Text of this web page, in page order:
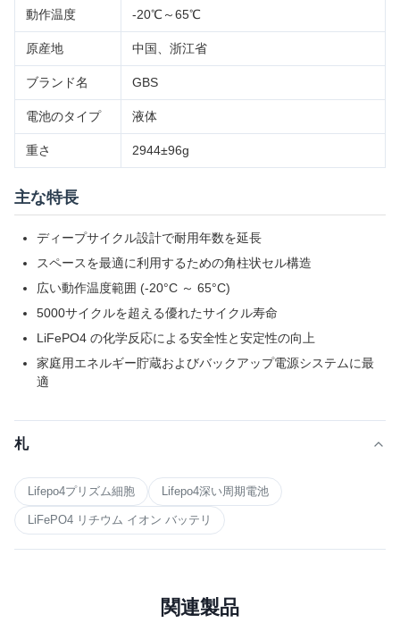
動作温度 -20℃～65℃
原産地 中国、浙江省
ブランド名 GBS
電池のタイプ 液体
重さ 2944±96g
主な特長
ディープサイクル設計で耐用年数を延長
スペースを最適に利用するための角柱状セル構造
広い動作温度範囲 (-20°C ～ 65°C)
5000サイクルを超える優れたサイクル寿命
LiFePO4 の化学反応による安全性と安定性の向上
家庭用エネルギー貯蔵およびバックアップ電源システムに最
適
札
Lifepo4プリズム細胞 Lifepo4深い周期電池
LiFePO4 リチウム イオン バッテリ
関連製品